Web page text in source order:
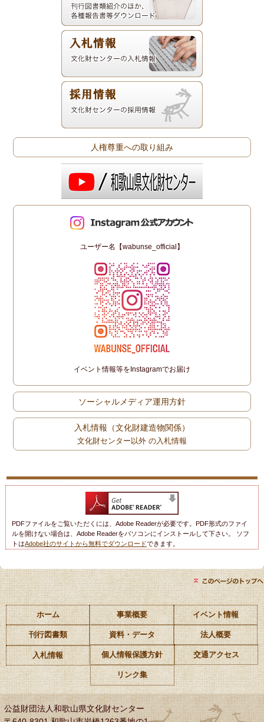
人権尊重への取り組み
ユーザー名【wabunse_official】
イベント情報等をInstagramでお届け
ソーシャルメディア運用方針
入札情報（文化財建造物関係）
文化財センター以外 の入札情報
PDFファイルをご覧いただくには、Adobe Readerが必要です。PDF形式のファイ
ルを開けない場合は、Adobe Readerをパソコンにインストールして下さい。 ソフ
トはAdobe社のサイトから無料でダウンロードできます。
ホーム 事業概要 イベント情報
刊行図書類 資料・データ 法人概要
入札情報 個人情報保護方針 交通アクセス
リンク集
公益財団法人和歌山県文化財センター